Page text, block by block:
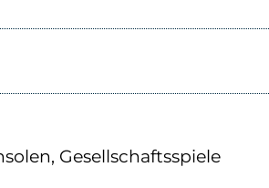
Gesellschaftsspiele